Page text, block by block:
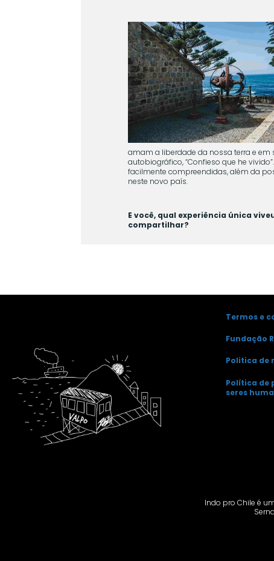
amam a liberdade da nossa terra e
autobiográfico, “Confieso que he
facilmente compreendidas, além da
neste novo país.
E você, qual experiência única
compartilhar?
Termos e
Fundação
Politica de
Política de
seres
Indo pro Chile é